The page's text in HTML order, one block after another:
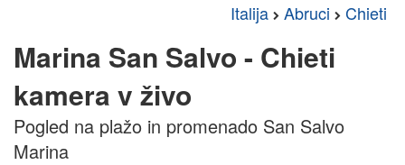
Italija Abruci Chieti
Marina San Salvo - Chieti
kamera v živo
Pogled na plažo in promenado San Salvo
Marina